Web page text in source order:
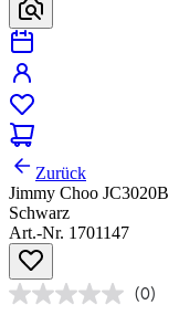
Zurück
Jimmy Choo JC3020B
Schwarz
Art.-Nr. 1701147
(0)